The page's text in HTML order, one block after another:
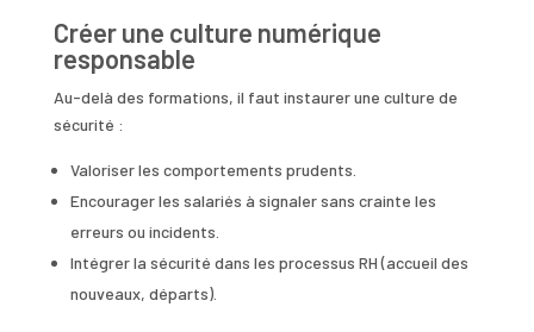
Créer une culture numérique
responsable
Au-delà des formations, il faut instaurer une culture de
sécurité :
Valoriser les comportements prudents.
Encourager les salariés à signaler sans crainte les
erreurs ou incidents.
Intégrer la sécurité dans les processus RH (accueil des
nouveaux, départs).